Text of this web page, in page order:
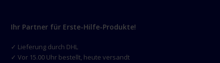
Ihr Partner für Erste-Hilfe-Produkte!
✓ Lieferung durch DHL
✓ Vor 15.00 Uhr bestellt, heute versandt